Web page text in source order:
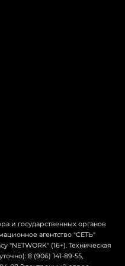
и государственных органов
агентство "СЕТЬ"
(16+). Техническая
8 (906) 141-89-55,